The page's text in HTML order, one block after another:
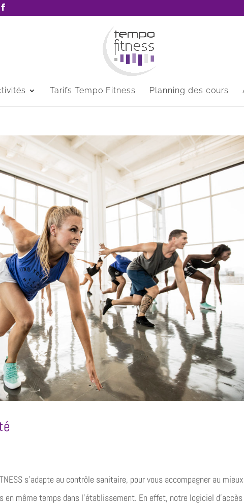
Tarifs Tempo Fitness Planning des cours
s’adapte au contrôle sanitaire, pour vous accompagner au
en même temps dans l’établissement. En effet, notre logiciel d’accès